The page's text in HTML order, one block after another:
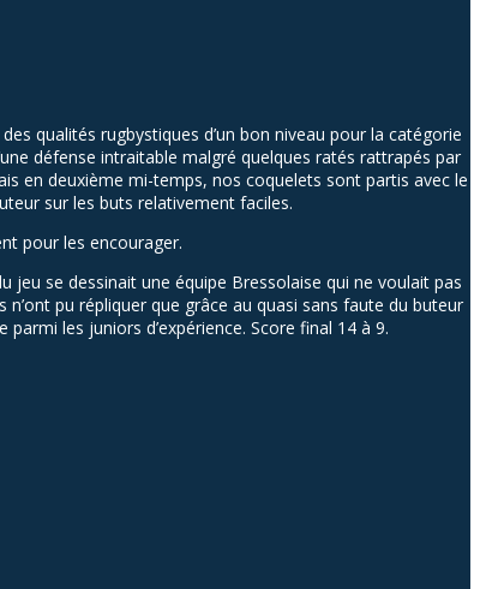
qualités rugbystiques d’un bon niveau pour la catégorie
défense intraitable malgré quelques ratés rattrapés par
en deuxième mi-temps, nos coquelets sont partis avec le
sur les buts relativement faciles.
pour les encourager.
jeu se dessinait une équipe Bressolaise qui ne voulait pas
pu répliquer que grâce au quasi sans faute du buteur
les juniors d’expérience. Score final 14 à 9.